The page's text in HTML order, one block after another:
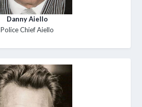
Danny Aiello
Police Chief Aiello